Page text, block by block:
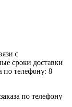
с
сроки доставки
по телефону: 8
по телефону